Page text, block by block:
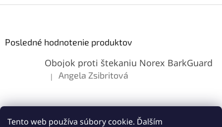
Tento web používa súbory cookie. Ďalším
Posledné hodnotenie produktov
Obojok proti štekaniu Norex BarkGuard
Hodnotenie produktu je 5 z 5 hviezdičiek.
| Angela Zsibritová